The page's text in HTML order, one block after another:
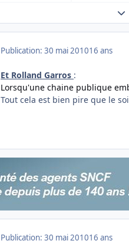
Publication: 30 mai 201016 ans
Et Rolland Garros :
Lorsqu'une chaine publique
Tout cela est bien pire que le
Publication: 30 mai 201016 ans